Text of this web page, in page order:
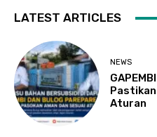
LATEST ARTICLES
NEWS
Pastikan
Aturan